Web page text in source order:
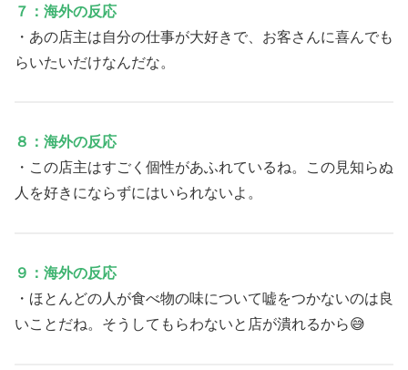
７：海外の反応
・あの店主は自分の仕事が大好きで、お客さんに喜んでも
らいたいだけなんだな。
８：海外の反応
・この店主はすごく個性があふれているね。この見知らぬ
人を好きにならずにはいられないよ。
９：海外の反応
・ほとんどの人が食べ物の味について嘘をつかないのは良
いことだね。そうしてもらわないと店が潰れるから😅